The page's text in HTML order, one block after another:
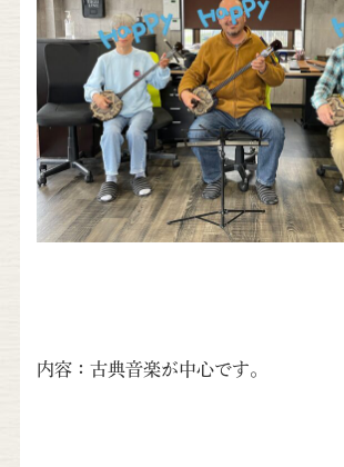
内容：古典音楽が中心です。